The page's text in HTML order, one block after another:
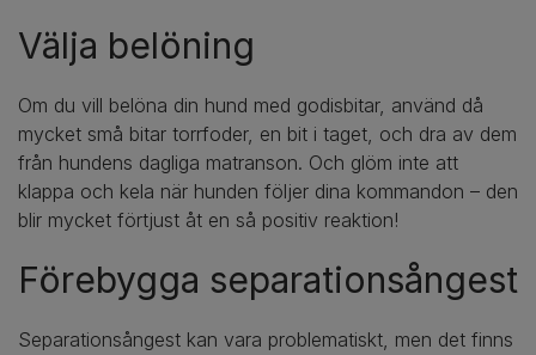
Välja belöning
Om du vill belöna din hund med godisbitar, använd då
mycket små bitar torrfoder, en bit i taget, och dra av dem
från hundens dagliga matranson. Och glöm inte att
klappa och kela när hunden följer dina kommandon – den
blir mycket förtjust åt en så positiv reaktion!
Förebygga separationsångest
Separationsångest kan vara problematiskt, men det finns